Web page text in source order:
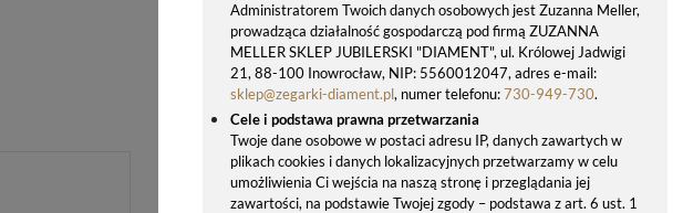
Administratorem Twoich danych osobowych jest Zuzanna Meller,
prowadząca działalność gospodarczą pod firmą ZUZANNA
MELLER SKLEP JUBILERSKI "DIAMENT", ul. Królowej Jadwigi
21, 88-100 Inowrocław, NIP: 5560012047, adres e-mail:
sklep@zegarki-diament.pl, numer telefonu:730-949-730.
Cele i podstawa prawna przetwarzania
Twoje dane osobowe w postaci adresu IP, danych zawartych w
plikach cookies i danych lokalizacyjnych przetwarzamy w celu
umożliwienia Ci wejścia na naszą stronę i przeglądania jej
zawartości, na podstawie Twojej zgody – podstawa z art. 6 ust. 1
OSTATNIO OGLĄDANE PRODUKTY